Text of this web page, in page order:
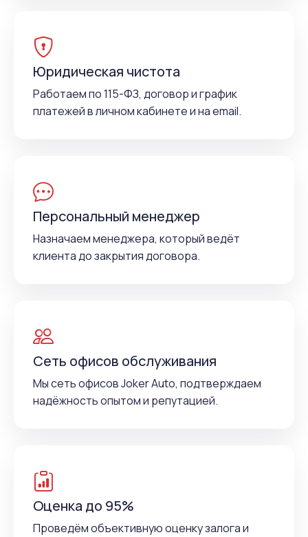
Юридическая чистота
Работаем по 115-ФЗ, договор и график
платежей в личном кабинете и на email.
Персональный менеджер
Назначаем менеджера, который ведёт
клиента до закрытия договора.
Сеть офисов обслуживания
Мы сеть офисов Joker Auto, подтверждаем
надёжность опытом и репутацией.
Оценка до 95%
Проведём объективную оценку залога и